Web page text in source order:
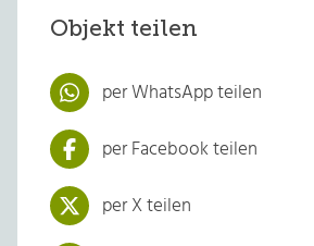
Objekt teilen
per WhatsApp teilen
per Facebook teilen
per X teilen